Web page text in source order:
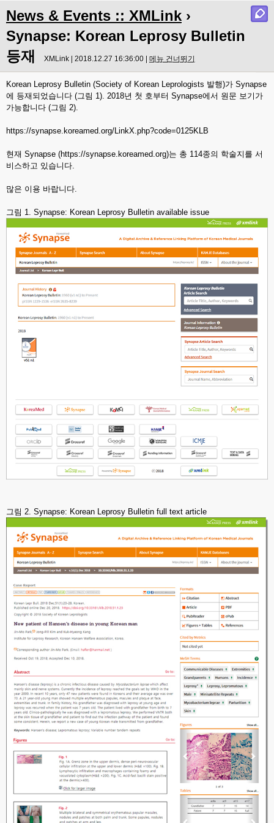
News & Events :: XMLink ›
Synapse: Korean Leprosy Bulletin
등재
XMLink | 2018.12.27 16:36:00 | 메뉴 건너뛰기
Korean Leprosy Bulletin (Society of Korean Leprologists 발행)가 Synapse
에 등재되었습니다 (그림 1). 2018년 첫 호부터 Synapse에서 원문 보기가
가능합니다 (그림 2).
https://synapse.koreamed.org/LinkX.php?code=0125KLB
현재 Synapse (https://synapse.koreamed.org)는 총 114종의 학술지를 서
비스하고 있습니다.
많은 이용 바랍니다.
그림 1. Synapse: Korean Leprosy Bulletin available issue
그림 2. Synapse: Korean Leprosy Bulletin full text article